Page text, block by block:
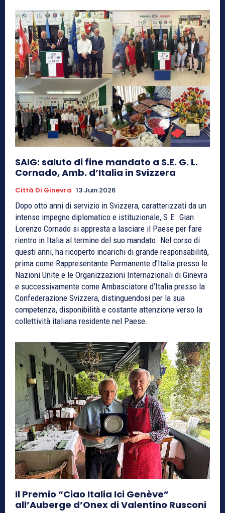
SAIG: saluto di fine mandato a S.E. G. L.
Cornado, Amb. d’Italia in Svizzera
Città Di Ginevra 13 Juin 2026
Dopo otto anni di servizio in Svizzera, caratterizzati da un
intenso impegno diplomatico e istituzionale, S.E. Gian
Lorenzo Cornado si appresta a lasciare il Paese per fare
rientro in Italia al termine del suo mandato. Nel corso di
questi anni, ha ricoperto incarichi di grande responsabilità,
prima come Rappresentante Permanente d’Italia presso le
Nazioni Unite e le Organizzazioni Internazionali di Ginevra
e successivamente come Ambasciatore d’Italia presso la
Confederazione Svizzera, distinguendosi per la sua
competenza, disponibilità e costante attenzione verso la
collettività italiana residente nel Paese.
Il Premio “Ciao Italia Ici Genève”
all’Auberge d’Onex di Valentino Rusconi